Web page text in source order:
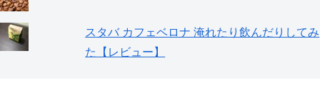
スタバ カフェベロナ 淹れたり飲んだりしてみ
た【レビュー】